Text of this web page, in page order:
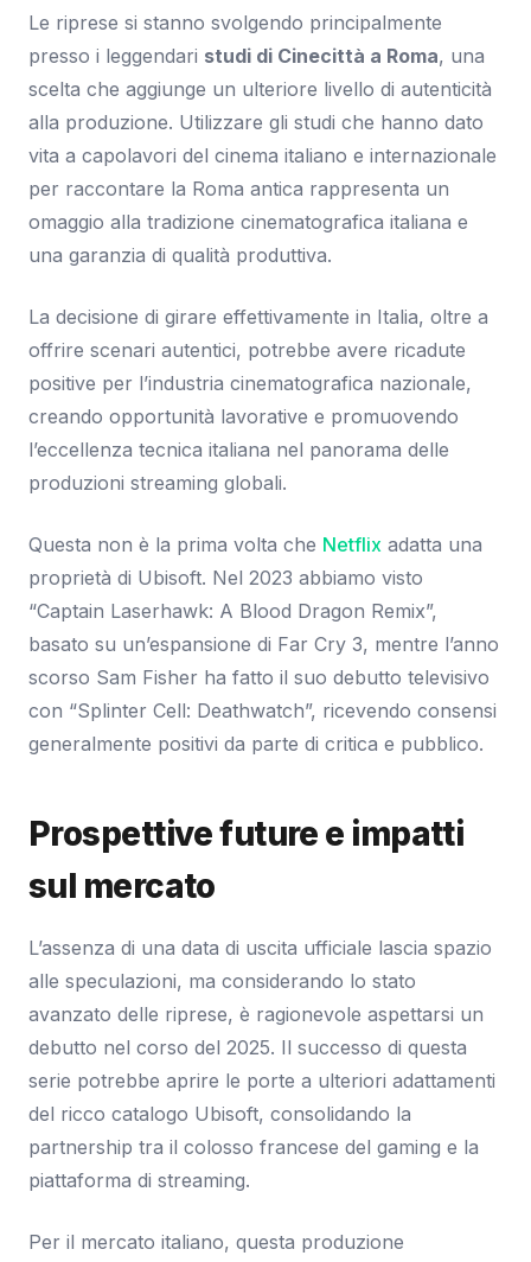
Le riprese si stanno svolgendo principalmente
presso i leggendari studi di Cinecittà a Roma, una
scelta che aggiunge un ulteriore livello di autenticità
alla produzione. Utilizzare gli studi che hanno dato
vita a capolavori del cinema italiano e internazionale
per raccontare la Roma antica rappresenta un
omaggio alla tradizione cinematografica italiana e
una garanzia di qualità produttiva.
La decisione di girare effettivamente in Italia, oltre a
offrire scenari autentici, potrebbe avere ricadute
positive per l’industria cinematografica nazionale,
creando opportunità lavorative e promuovendo
l’eccellenza tecnica italiana nel panorama delle
produzioni streaming globali.
Questa non è la prima volta che Netflix adatta una
proprietà di Ubisoft. Nel 2023 abbiamo visto
“Captain Laserhawk: A Blood Dragon Remix”,
basato su un’espansione di Far Cry 3, mentre l’anno
scorso Sam Fisher ha fatto il suo debutto televisivo
con “Splinter Cell: Deathwatch”, ricevendo consensi
generalmente positivi da parte di critica e pubblico.
Prospettive future e impatti
sul mercato
L’assenza di una data di uscita ufficiale lascia spazio
alle speculazioni, ma considerando lo stato
avanzato delle riprese, è ragionevole aspettarsi un
debutto nel corso del 2025. Il successo di questa
serie potrebbe aprire le porte a ulteriori adattamenti
del ricco catalogo Ubisoft, consolidando la
partnership tra il colosso francese del gaming e la
piattaforma di streaming.
Per il mercato italiano, questa produzione